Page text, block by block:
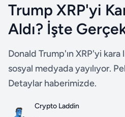
Trump XRP'yi
Aldı? İşte
Donald Trump'ın XRP'yi kara
sosyal medyada yayılıyor.
Detaylar haberimizde.
Crypto Laddin